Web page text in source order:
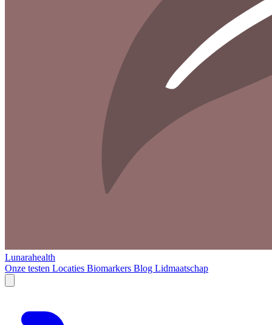
Lunarahealth
Onze testen Locaties Biomarkers Blog Lidmaatschap